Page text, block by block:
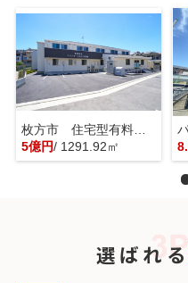
枚方市 住宅型有料老人ホーム 一棟貸し
5億円/ 1291.92㎡
選ばれる